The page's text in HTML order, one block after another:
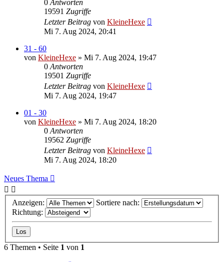
0 Antworten
19591 Zugriffe
Letzter Beitrag von KleineHexe
Mi 7. Aug 2024, 20:41
31 - 60
von KleineHexe » Mi 7. Aug 2024, 19:47
0 Antworten
19501 Zugriffe
Letzter Beitrag von KleineHexe
Mi 7. Aug 2024, 19:47
01 - 30
von KleineHexe » Mi 7. Aug 2024, 18:20
0 Antworten
19562 Zugriffe
Letzter Beitrag von KleineHexe
Mi 7. Aug 2024, 18:20
Neues Thema
Anzeigen:
Sortiere nach:
Richtung:
6 Themen • Seite 1 von 1